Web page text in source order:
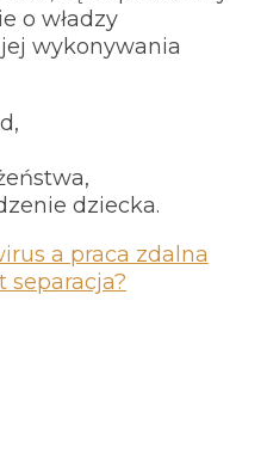
o władzy
wykonywania
dziecka.
a praca zdalna
separacja?